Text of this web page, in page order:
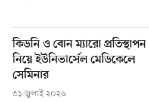
কিডনি ও বোন ম্যারো প্রতিস্থাপন
নিয়ে ইউনিভার্সেল মেডিকেলে
সেমিনার
৩১ জুলাই ২০২৬